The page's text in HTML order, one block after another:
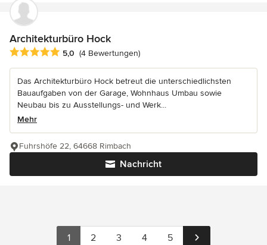
Architekturbüro Hock
Durchschnittliche Bewertung: 5 von 5 Sternen
5,0 (4 Bewertungen)
Das Architekturbüro Hock betreut die unterschiedlichsten
Bauaufgaben von der Garage, Wohnhaus Umbau sowie
Neubau bis zu Ausstellungs- und Werk...
Mehr
Nachricht
Fuhrshöfe 22, 64668 Rimbach
1 2 3 4 5